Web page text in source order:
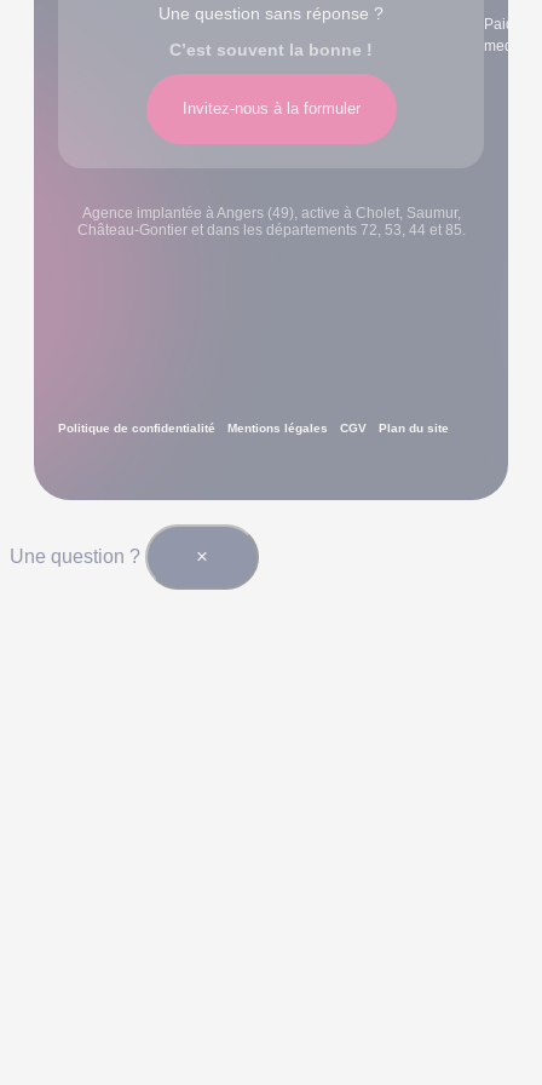
Une question sans réponse ?
C’est souvent la bonne !
Invitez-nous à la formuler
Agence implantée à Angers (49), active à Cholet, Saumur,
Château-Gontier et dans les départements 72, 53, 44 et 85.
Paid
media
Politique de confidentialité Mentions légales CGV Plan du site
Une question ? ×